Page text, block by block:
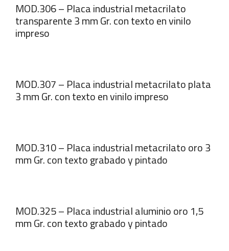
MOD.306 – Placa industrial metacrilato
transparente 3 mm Gr. con texto en vinilo
impreso
MOD.307 – Placa industrial metacrilato plata
3 mm Gr. con texto en vinilo impreso
MOD.310 – Placa industrial metacrilato oro 3
mm Gr. con texto grabado y pintado
MOD.325 – Placa industrial aluminio oro 1,5
mm Gr. con texto grabado y pintado